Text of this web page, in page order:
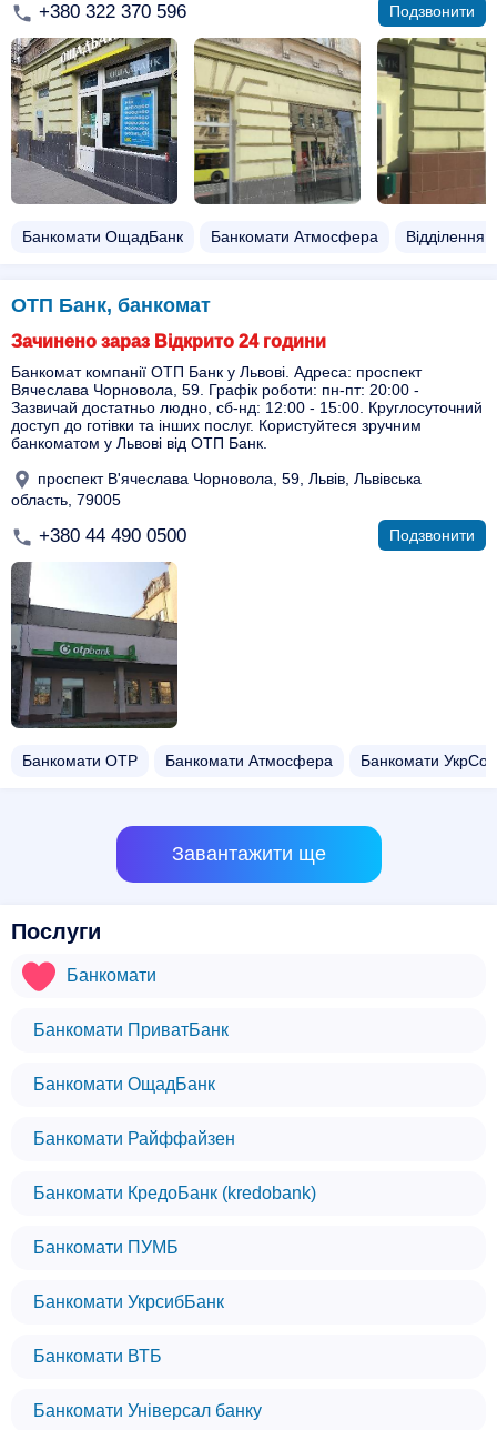
+380 322 370 596 Подзвонити
Банкомати ОщадБанк Банкомати Атмосфера
ОТП Банк, банкомат
Зачинено зараз Відкрито 24 години
Банкомат компанії ОТП Банк у Львові. Адреса: проспект
Вячеслава Чорновола, 59. Графік роботи: пн-пт: 20:00 -
Зазвичай достатньо людно, сб-нд: 12:00 - 15:00. Круглосуточний
доступ до готівки та інших послуг. Користуйтеся зручним
банкоматом у Львові від ОТП Банк.
проспект В'ячеслава Чорновола, 59, Львів, Львівська
область, 79005
+380 44 490 0500 Подзвонити
Банкомати OTP Банкомати Атмосфера Банкомати
Завантажити ще
Послуги
Банкомати
Банкомати ПриватБанк
Банкомати ОщадБанк
Банкомати Райффайзен
Банкомати КредоБанк (kredobank)
Банкомати ПУМБ
Банкомати УкрсибБанк
Банкомати ВТБ
Банкомати Універсал банку